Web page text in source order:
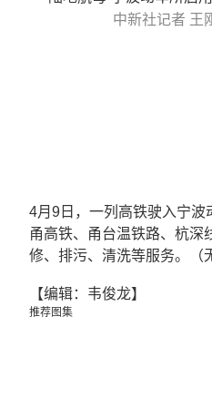
中新社记者 王
4月9日，一列高铁驶入宁波
甬高铁、甬台温铁路、杭
修、排污、清洗等服务。（
【编辑：韦俊龙】
推荐图集